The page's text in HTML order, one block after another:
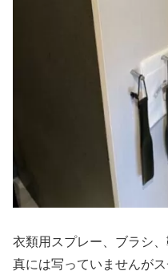
衣類用スプレー、ブラシ
真には写っていませんが